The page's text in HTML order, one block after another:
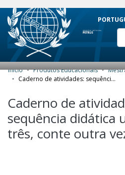
BRAZIL
Simplifique!
Comunica BR
Participe
Acesso à informação
Canais
COMUNIDADES E COLEÇÕES
NAVEGAR
ESTATÍSTICAS
SOBRE
Início Produtos Educacionais
Caderno de atividades: sequência didática um, dois, três, conte outra vez!
Caderno de
sequência didática
três, conte outra